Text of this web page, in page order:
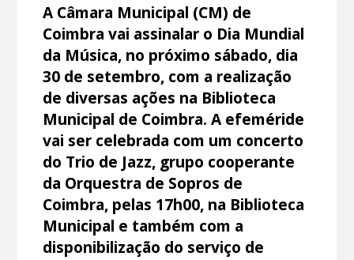
A Câmara Municipal (CM) de
Coimbra vai assinalar o Dia Mundial
da Música, no próximo sábado, dia
30 de setembro, com a realização
de diversas ações na Biblioteca
Municipal de Coimbra. A efeméride
vai ser celebrada com um concerto
do Trio de Jazz, grupo cooperante
da Orquestra de Sopros de
Coimbra, pelas 17h00, na Biblioteca
Municipal e também com a
disponibilização do serviço de